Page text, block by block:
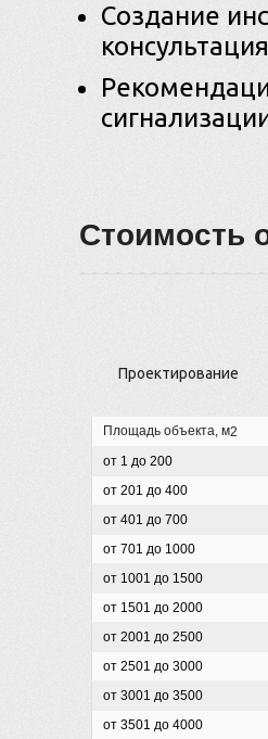
Создание
Стоимость
Проектирование
Площадь объекта, м2
от 1 до 200
от 201 до 400
от 401 до 700
от 701 до 1000
от 1001 до 1500
от 1501 до 2000
от 2001 до 2500
от 2501 до 3000
от 3001 до 3500
от 3501 до 4000